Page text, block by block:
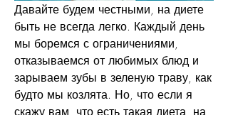
Давайте будем честными, на диете
быть не всегда легко. Каждый день
мы боремся с ограничениями,
отказываемся от любимых блюд и
зарываем зубы в зеленую траву, как
будто мы козлята. Но, что если я
скажу вам, что есть такая диета, на